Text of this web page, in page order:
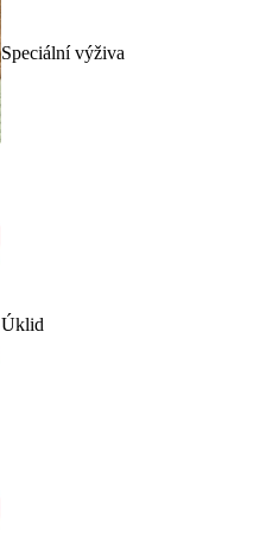
Speciální výživa
Úklid